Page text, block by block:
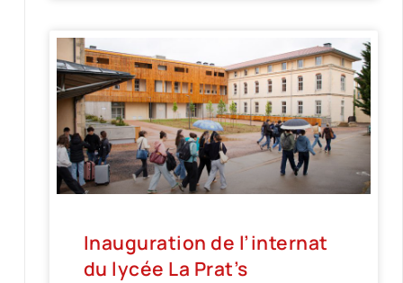
Inauguration de l’internat
du lycée La Prat’s